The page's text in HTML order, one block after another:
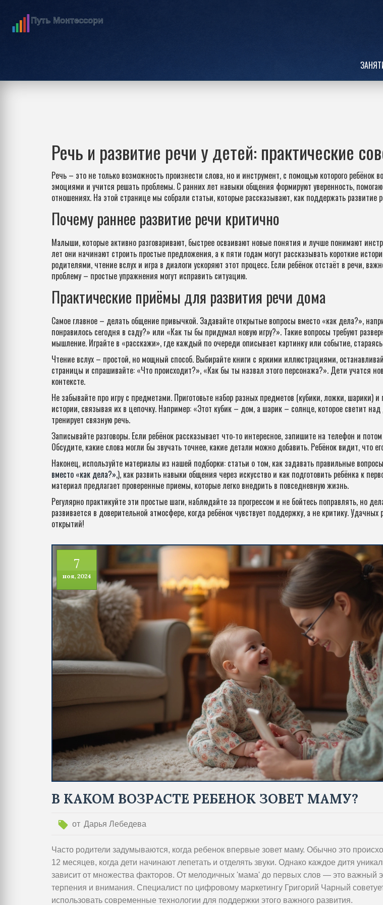
Речь и развитие речи у детей: практические
Речь – это не только возможность произнести слова, но и инструмент, с помощью которого ребёнок
эмоциями и учится решать проблемы. С ранних лет навыки общения формируют уверенность,
отношениях. На этой странице мы собрали статьи, которые рассказывают, как поддержать развитие
Почему раннее развитие речи критично
Малыши, которые активно разговаривают, быстрее осваивают новые понятия и лучше понимают
лет они начинают строить простые предложения, а к пяти годам могут рассказывать короткие
родителями, чтение вслух и игра в диалоги ускоряют этот процесс. Если ребёнок отстаёт в речи,
проблему – простые упражнения могут исправить ситуацию.
Практические приёмы для развития речи дома
Самое главное – делать общение привычкой. Задавайте открытые вопросы вместо «как дела?»,
понравилось сегодня в саду?» или «Как ты бы придумал новую игру?». Такие вопросы требуют
мышление. Играйте в «расскажи», где каждый по очереди описывает картинку или событие,
Чтение вслух – простой, но мощный способ. Выбирайте книги с яркими иллюстрациями,
страницы и спрашивайте: «Что происходит?», «Как бы ты назвал этого персонажа?». Дети учатся
контексте.
Не забывайте про игру с предметами. Приготовьте набор разных предметов (кубики, ложки, шарики)
истории, связывая их в цепочку. Например: «Этот кубик – дом, а шарик – солнце, которое светит
тренирует связную речь.
Записывайте разговоры. Если ребёнок рассказывает что‑то интересное, запишите на телефон и
Обсудите, какие слова могли бы звучать точнее, какие детали можно добавить. Ребёнок видит, что
Наконец, используйте материалы из нашей подборки: статьи о том, как задавать правильные
вместо «как дела?»,), как развить навыки общения через искусство и как подготовить ребёнка к
материал предлагает проверенные приемы, которые легко внедрить в повседневную жизнь.
Регулярно практикуйте эти простые шаги, наблюдайте за прогрессом и не бойтесь поправлять, но
развивается в доверительной атмосфере, когда ребёнок чувствует поддержку, а не критику. Удачных
открытий!
7
ноя, 2024
В КАКОМ ВОЗРАСТЕ РЕБЕНОК ЗОВЕТ МАМУ?
от Дарья Лебедева
Часто родители задумываются, когда ребенок впервые зовет маму. Обычно это
12 месяцев, когда дети начинают лепетать и отделять звуки. Однако каждое дитя
зависит от множества факторов. От мелодичных 'мама' до первых слов — это важный
терпения и внимания. Специалист по цифровому маркетингу Григорий Чарный
использовать современные технологии для поддержки этого важного развития.